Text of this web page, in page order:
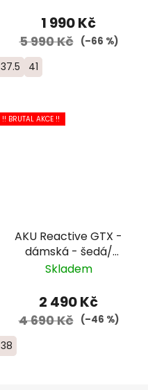
1 990 Kč
5 990 Kč (–66 %)
37.5 41
!! BRUTAL AKCE !!
AKU Reactive GTX -
dámská - šedá/
černá/růžová
Skladem
2 490 Kč
4 690 Kč (–46 %)
38